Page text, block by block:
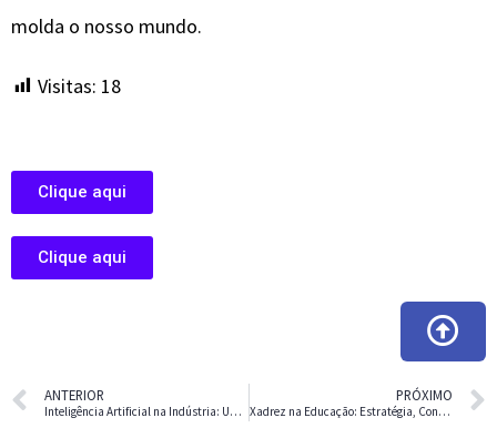
molda o nosso mundo.
Visitas: 18
Clique aqui
Clique aqui
ANTERIOR
Inteligência Artificial na Indústria: Uma Força na Evolução
PRÓXIMO
Xadrez na Educação: Estratégia, Concentração e Aprendizado